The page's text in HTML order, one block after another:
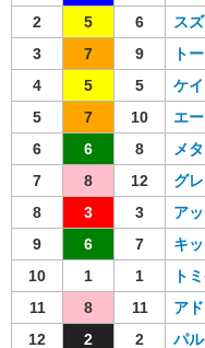
2
5 6 ス
3
7 9 ト
4
5 5 ケ
5
7 10 エ
6
6 8 メ
7
8 12 グ
8
3 3 ア
9
6 7 キ
10
1 1 ト
11
8 11 ア
12
2 2 パ